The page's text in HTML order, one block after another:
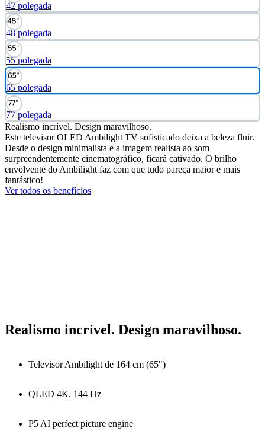
42 polegada
48 polegada
55 polegada
65 polegada
77 polegada
Realismo incrível. Design maravilhoso.
Este televisor OLED Ambilight TV sofisticado deixa a beleza fluir.
Desde o design minimalista e a imagem realista ao som
surpreendentemente cinematográfico, ficará cativado. O brilho
envolvente do Ambilight faz com que tudo pareça maior e mais
fantástico!
Ver todos os benefícios
Realismo incrível. Design maravilhoso.
Televisor Ambilight de 164 cm (65")
QLED 4K. 144 Hz
P5 AI perfect picture engine